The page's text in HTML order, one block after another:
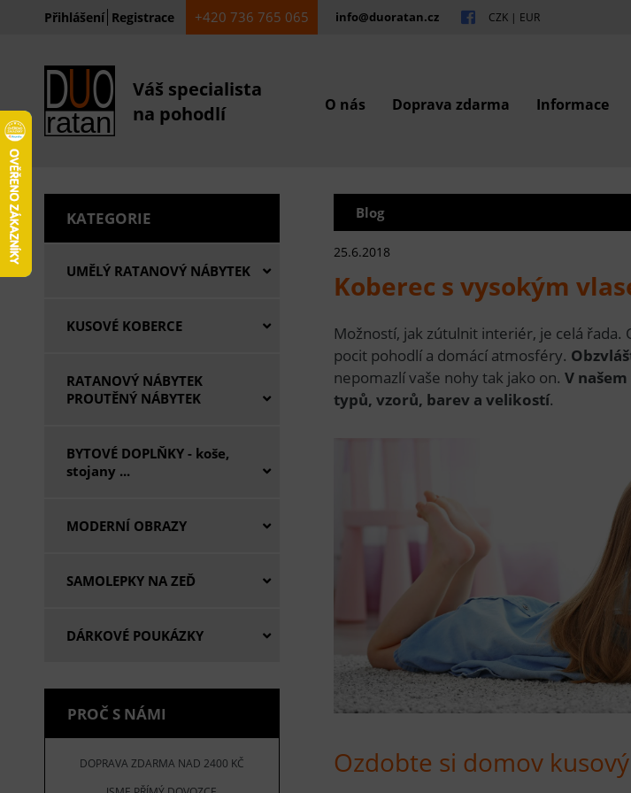
Přihlášení Registrace +420 736 765 065 info@duoratan.cz CZK | EUR
Váš specialista
na pohodlí
O nás Doprava zdarma Informace
KATEGORIE
UMĚLÝ RATANOVÝ NÁBYTEK
KUSOVÉ KOBERCE
RATANOVÝ NÁBYTEK
PROUTĚNÝ NÁBYTEK
BYTOVÉ DOPLŇKY - koše,
stojany ...
MODERNÍ OBRAZY
SAMOLEPKY NA ZEĎ
DÁRKOVÉ POUKÁZKY
PROČ S NÁMI
DOPRAVA ZDARMA NAD 2400 KČ
Blog
25.6.2018
Koberec s vysokým
Možností, jak zútulnit interiér, je celá
pocit pohodlí a domácí atmosféry.
nepomazlí vaše nohy tak jako on.V
typů, vzorů, barev a velikostí.
Ozdobte si domov